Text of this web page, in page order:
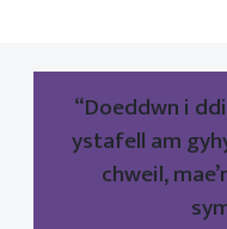
“Doeddwn i
ystafell am
chweil,